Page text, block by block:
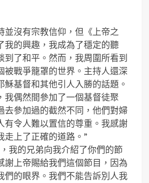
並沒有宗教信仰，但《上帝之
我的興趣，我成為了穩定的聽
到了和平。然而，我周圍所看到
被戰爭籠罩的世界。主持人還深
穌基督和其他引人入勝的話題。
我偶然間參加了一個基督徒聚
去參加過的截然不同，他們對婦
有令人難以置信的尊重。我感謝
走上了正確的道路。”
我的兄弟向我介紹了你們的節
謝上帝賜給我們這個節目，因為
們的眼界。我們不能告訴別人我